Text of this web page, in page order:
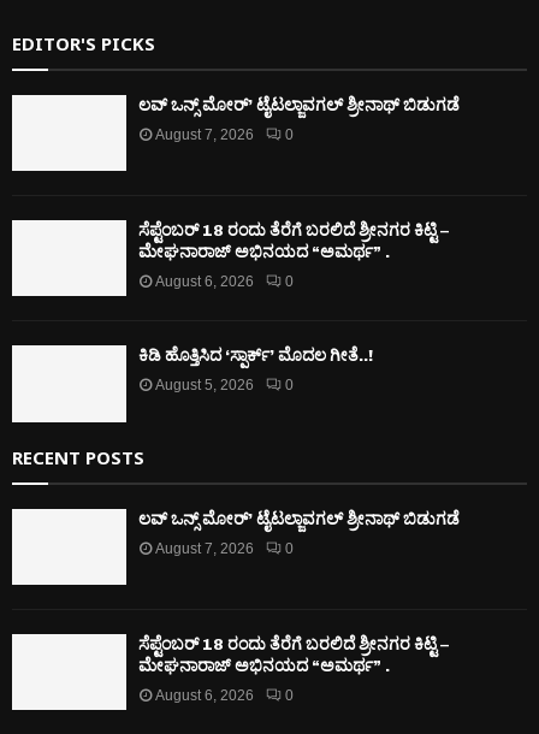
EDITOR'S PICKS
ಲವ್ ಒನ್ಸ್ ಮೋರ್’ ಟೈಟಲ್ಜಾವಗಲ್ ಶ್ರೀನಾಥ್ ಬಿಡುಗಡೆ
August 7, 2026 0
ಸೆಪ್ಟೆಂಬರ್ 18 ರಂದು ತೆರೆಗೆ ಬರಲಿದೆ ಶ್ರೀನಗರ ಕಿಟ್ಟಿ –
ಮೇಘನಾರಾಜ್ ಅಭಿನಯದ “ಅಮರ್ಥ” .
August 6, 2026 0
ಕಿಡಿ‌‌ ಹೊತ್ತಿಸಿದ ‘ಸ್ಪಾರ್ಕ್’ ಮೊದಲ‌ ಗೀತೆ..!
August 5, 2026 0
RECENT POSTS
ಲವ್ ಒನ್ಸ್ ಮೋರ್’ ಟೈಟಲ್ಜಾವಗಲ್ ಶ್ರೀನಾಥ್ ಬಿಡುಗಡೆ
August 7, 2026 0
ಸೆಪ್ಟೆಂಬರ್ 18 ರಂದು ತೆರೆಗೆ ಬರಲಿದೆ ಶ್ರೀನಗರ ಕಿಟ್ಟಿ –
ಮೇಘನಾರಾಜ್ ಅಭಿನಯದ “ಅಮರ್ಥ” .
August 6, 2026 0